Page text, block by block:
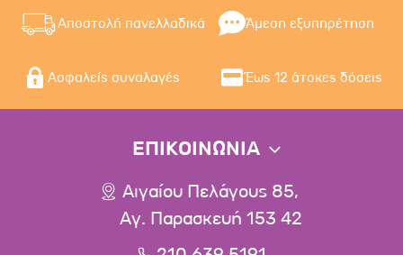
Αποστολή πανελλαδικά Άμεση εξυπηρέτηση
Ασφαλείς συναλαγές Έως 12 άτοκες δόσεις
ΕΠΙΚΟΙΝΩΝΙΑ
Αιγαίου Πελάγους 85,
Αγ. Παρασκευή 153 42